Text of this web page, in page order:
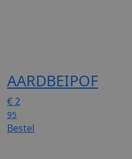
AARDBEIPOF
€2
95
Bestel